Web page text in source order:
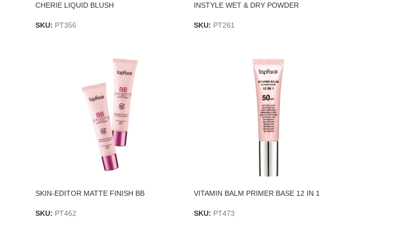
CHERIE LIQUID BLUSH
SKU: PT356
INSTYLE WET & DRY POWDER
SKU: PT261
SKIN-EDITOR MATTE FINISH BB
SKU: PT462
VITAMIN BALM PRIMER BASE 12 IN 1
SKU: PT473